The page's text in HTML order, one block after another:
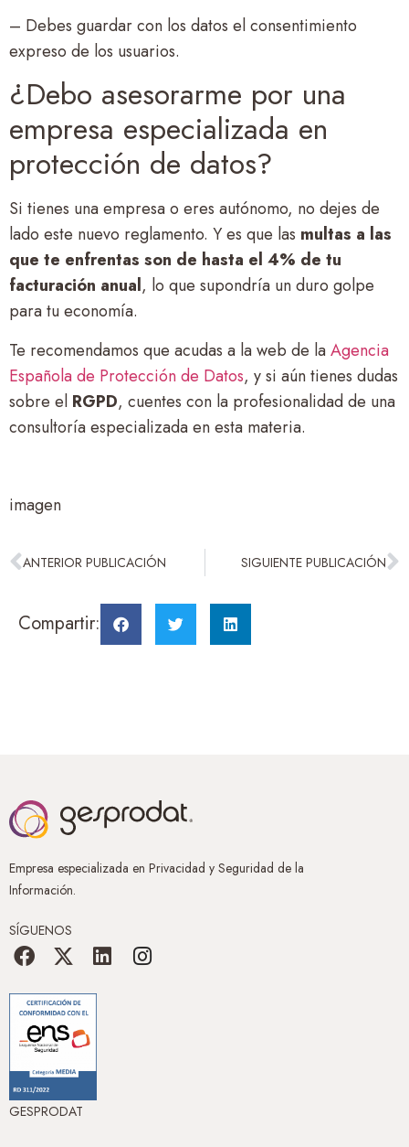
– Debes guardar con los datos el consentimiento
expreso de los usuarios.
¿Debo asesorarme por una
empresa especializada en
protección de datos?
Si tienes una empresa o eres autónomo, no dejes de
lado este nuevo reglamento. Y es que las multas a las
que te enfrentas son de hasta el 4% de tu
facturación anual, lo que supondría un duro golpe
para tu economía.
Te recomendamos que acudas a la web de laAgencia
Española de Protección de Datos, y si aún tienes dudas
sobre el RGPD, cuentes con la profesionalidad de una
consultoría especializada en esta materia.
imagen
ANTERIOR PUBLICACIÓN SIGUIENTE PUBLICACIÓN
Compartir:
Empresa especializada en Privacidad y Seguridad de la
Información.
SÍGUENOS
GESPRODAT